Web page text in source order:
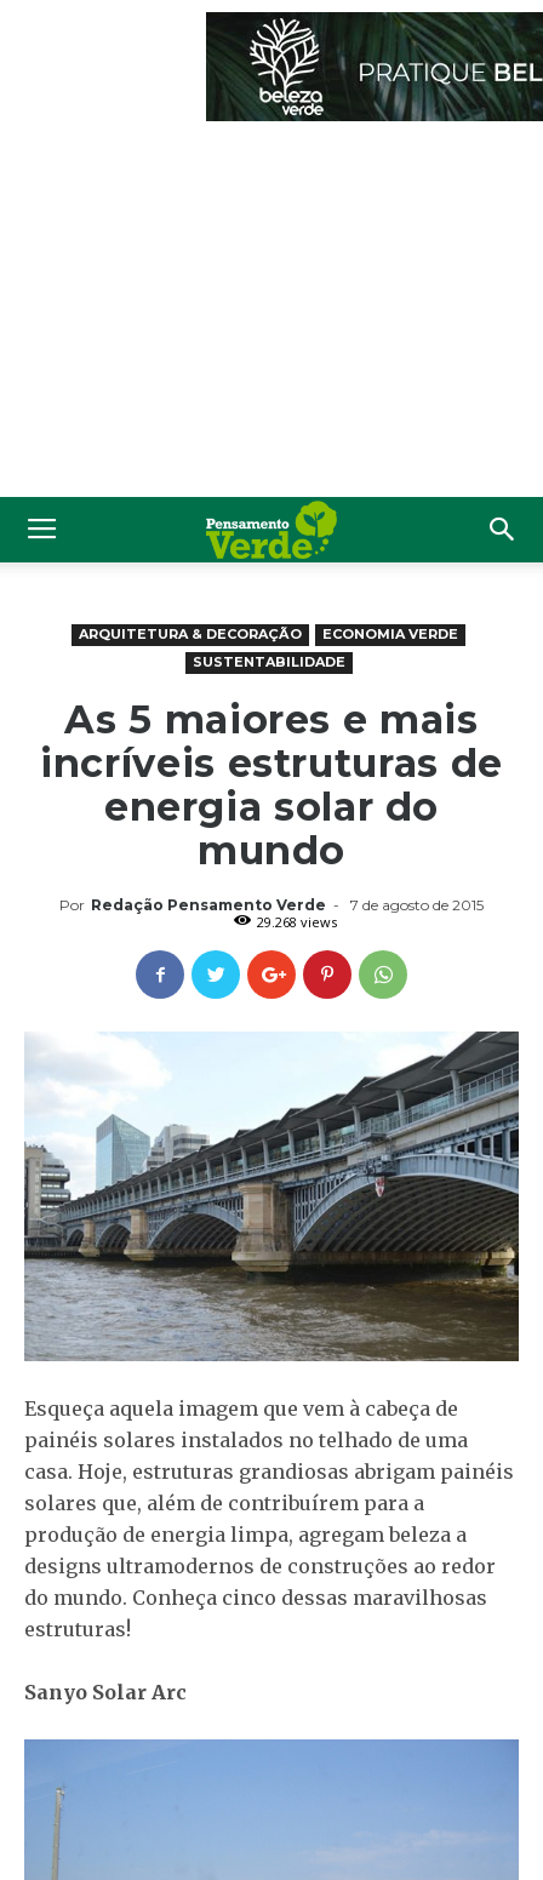
ARQUITETURA & DECORAÇÃO
ECONOMIA VERDE
SUSTENTABILIDADE
As 5 maiores e mais
incríveis estruturas de
energia solar do
mundo
Por Redação Pensamento Verde -
7 de agosto de 2015
29.268 views
Esqueça aquela imagem que vem à cabeça de
painéis solares instalados no telhado de uma
casa. Hoje, estruturas grandiosas abrigam painéis
solares que, além de contribuírem para a
produção de energia limpa, agregam beleza a
designs ultramodernos de construções ao redor
do mundo. Conheça cinco dessas maravilhosas
estruturas!
Sanyo Solar Arc